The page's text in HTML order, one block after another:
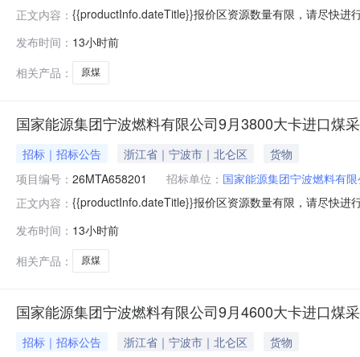
正文内容： {{productInfo.dateTitle}}报价区资源数量有限，请尽快进
{{zkPrice(productInfo.myBidItem.bidPrice,productInf
发布时间： 13小时前
相关产品：
原煤
国家能源集团宁波燃料有限公司9月3800大卡进口煤
招标｜招标公告 浙江省｜宁波市｜北仑区
货物
项目编号： 26MTA658201 招标单位： 国家能源集团宁波燃料有
正文内容： {{productInfo.dateTitle}}报价区资源数量有限，请尽快进
{{zkPrice(productInfo.myBidItem.bidPrice,productInf
发布时间： 13小时前
相关产品：
原煤
国家能源集团宁波燃料有限公司9月4600大卡进口煤
招标｜招标公告 浙江省｜宁波市｜北仑区
货物